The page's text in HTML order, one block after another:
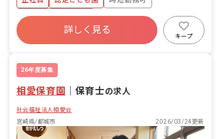
100％／復帰率100％） ■慶弔休暇 ■介
護・看護休暇
ボーナス・賞与あり
寮・住宅・家賃補助あり
社会保険完備
残業少なめ
詳しく見る
キープ
26年度募集
相愛保育園 保育士の求人
社会福祉法人相愛会
宮崎県/都城市
2026/03/24更新